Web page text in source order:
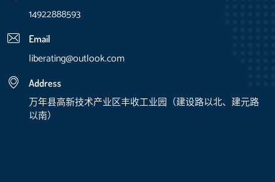
14922888593
Email
liberating@outlook.com
Address
万年县高新技术产业区丰收工业园（建设路以北、建元路
以南）